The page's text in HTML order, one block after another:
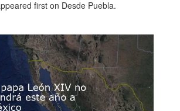
first on Desde Puebla.